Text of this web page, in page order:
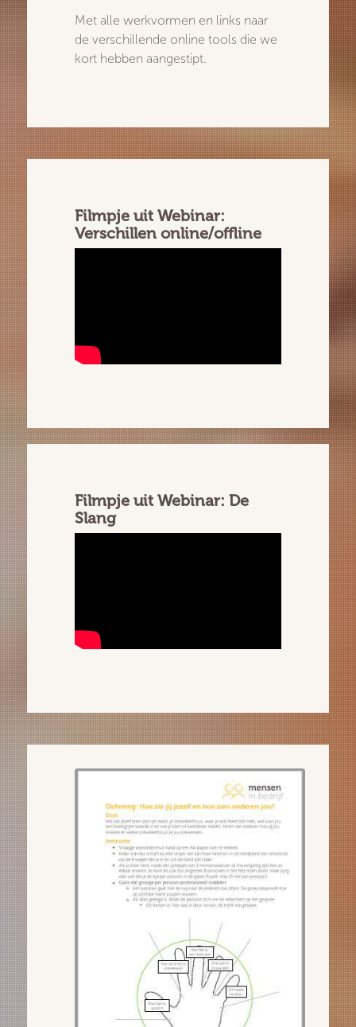
Met alle werkvormen en links naar
de verschillende online tools die we
kort hebben aangestipt.
Filmpje uit Webinar:
Verschillen online/offline
Filmpje uit Webinar: De
Slang